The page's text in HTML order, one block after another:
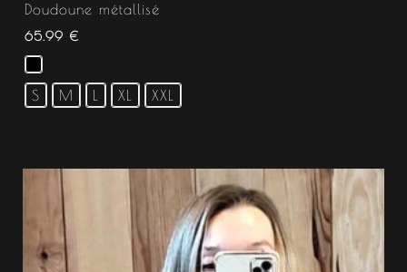
Doudoune métallisé
65.99 €
S M XL XXL